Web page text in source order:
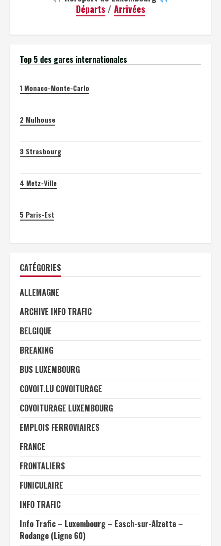
Départs / Arrivées
Top 5 des gares internationales
1 Monaco-Monte-Carlo
2 Mulhouse
3 Strasbourg
4 Metz-Ville
5 Paris-Est
CATÉGORIES
ALLEMAGNE
ARCHIVE INFO TRAFIC
BELGIQUE
BREAKING
BUS LUXEMBOURG
COVOIT.LU COVOITURAGE
COVOITURAGE LUXEMBOURG
EMPLOIS FERROVIAIRES
FRANCE
FRONTALIERS
FUNICULAIRE
INFO TRAFIC
Info Trafic – Luxembourg – Easch-sur-Alzette –
Rodange (Ligne 60)